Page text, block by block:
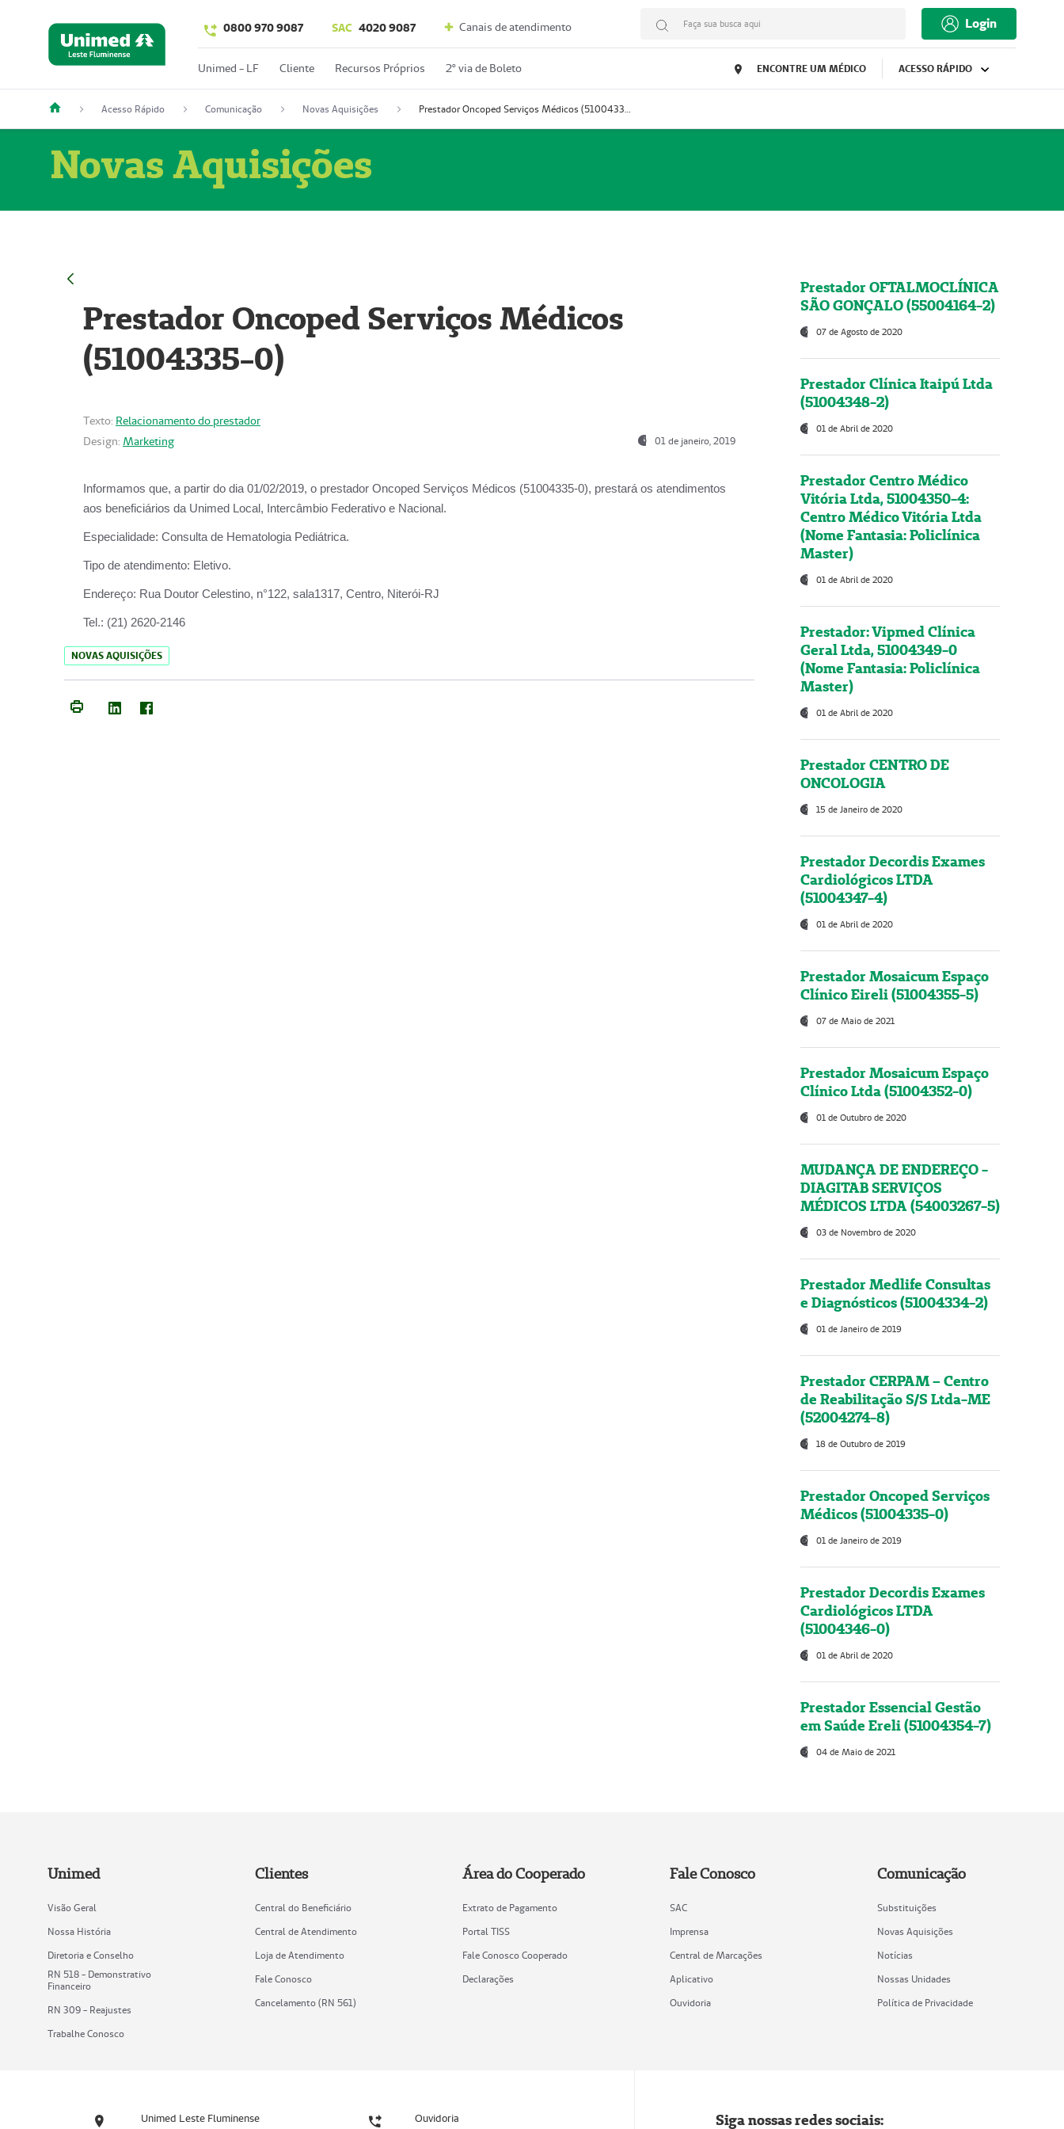
0800 970 9087 SAC 4020 9087 Canais de atendimento Faça sua busca aqui Login
Unimed - LF Cliente Recursos Próprios 2º via de Boleto ENCONTRE UM MÉDICO ACESSO RÁPIDO
Acesso Rápido Comunicação Novas Aquisições Prestador Oncoped Serviços Médicos (51004335-0)
Novas Aquisições
Prestador Oncoped Serviços Médicos
(51004335-0)
Texto: Relacionamento do prestador
Design: Marketing 01 de janeiro, 2019
Informamos que, a partir do dia 01/02/2019, o prestador Oncoped Serviços Médicos (51004335-0), prestará os atendimentos
aos beneficiários da Unimed Local, Intercâmbio Federativo e Nacional.
Especialidade: Consulta de Hematologia Pediátrica.
Tipo de atendimento: Eletivo.
Endereço: Rua Doutor Celestino, n°122, sala1317, Centro, Niterói-RJ
Tel.: (21) 2620-2146
NOVAS AQUISIÇÕES
Prestador OFTALMOCLÍNICA
SÃO GONÇALO (55004164-2)
07 de Agosto de 2020
Prestador Clínica Itaipú Ltda
(51004348-2)
01 de Abril de 2020
Prestador Centro Médico
Vitória Ltda, 51004350-4:
Centro Médico Vitória Ltda
(Nome Fantasia: Policlínica
Master)
01 de Abril de 2020
Prestador: Vipmed Clínica
Geral Ltda, 51004349-0
(Nome Fantasia: Policlínica
Master)
01 de Abril de 2020
Prestador CENTRO DE
ONCOLOGIA
15 de Janeiro de 2020
Prestador Decordis Exames
Cardiológicos LTDA
(51004347-4)
01 de Abril de 2020
Prestador Mosaicum Espaço
Clínico Eireli (51004355-5)
07 de Maio de 2021
Prestador Mosaicum Espaço
Clínico Ltda (51004352-0)
01 de Outubro de 2020
MUDANÇA DE ENDEREÇO -
DIAGITAB SERVIÇOS
MÉDICOS LTDA (54003267-5)
03 de Novembro de 2020
Prestador Medlife Consultas
e Diagnósticos (51004334-2)
01 de Janeiro de 2019
Prestador CERPAM – Centro
de Reabilitação S/S Ltda-ME
(52004274-8)
18 de Outubro de 2019
Prestador Oncoped Serviços
Médicos (51004335-0)
01 de Janeiro de 2019
Prestador Decordis Exames
Cardiológicos LTDA
(51004346-0)
01 de Abril de 2020
Prestador Essencial Gestão
em Saúde Ereli (51004354-7)
04 de Maio de 2021
Unimed
Visão Geral
Nossa História
Diretoria e Conselho
RN 518 - Demonstrativo
Financeiro
RN 309 - Reajustes
Trabalhe Conosco
Clientes
Central do Beneficiário
Central de Atendimento
Loja de Atendimento
Fale Conosco
Cancelamento (RN 561)
Área do Cooperado
Extrato de Pagamento
Portal TISS
Fale Conosco Cooperado
Declarações
Fale Conosco
SAC
Imprensa
Central de Marcações
Aplicativo
Ouvidoria
Comunicação
Substituições
Novas Aquisições
Notícias
Nossas Unidades
Política de Privacidade
Unimed Leste Fluminense Ouvidoria Siga nossas redes sociais: